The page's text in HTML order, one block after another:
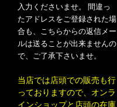
入力くださいませ。 間違っ
たアドレスをご登録された場
合も、こちらからの返信メー
ルは送ることが出来ませんの
で、ご了承下さいませ。
当店では店頭での販売も行
っておりますので、オンラ
インショップと店頭の在庫